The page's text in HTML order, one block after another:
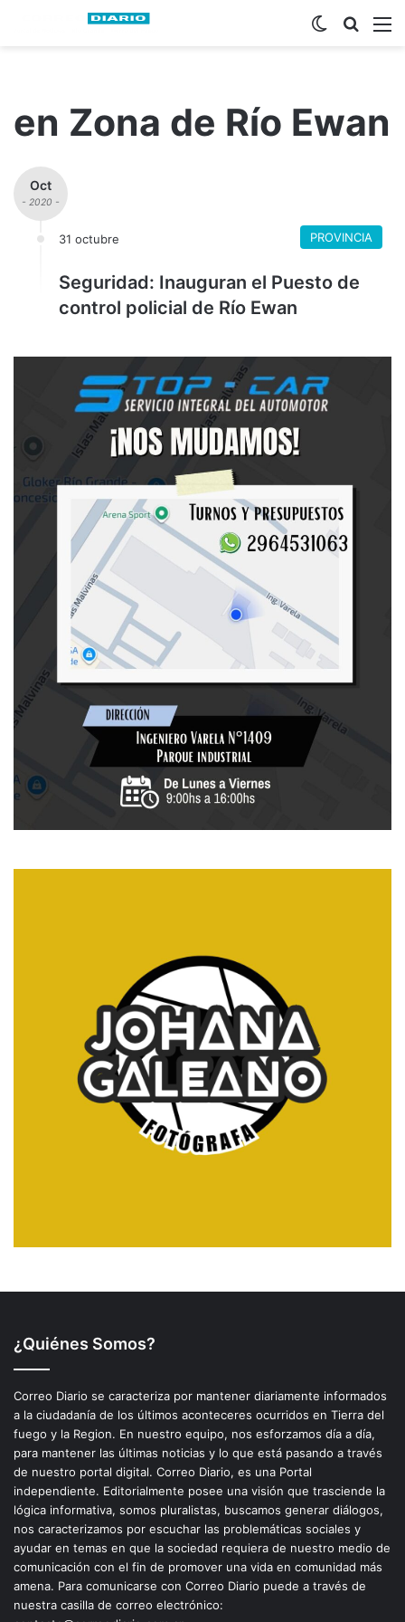
Buscar
Switch skin
en Zona de Río Ewan
Oct
- 2020 -
31 octubre PROVINCIA
Seguridad: Inauguran el Puesto de
control policial de Río Ewan
¿Quiénes Somos?
Correo Diario se caracteriza por mantener diariamente informados
a la ciudadanía de los últimos aconteceres ocurridos en Tierra del
fuego y la Region. En nuestro equipo, nos esforzamos día a día,
para mantener las últimas noticias y lo que está pasando a través
de nuestro portal digital. Correo Diario, es una Portal
independiente. Editorialmente posee una visión que trasciende la
lógica informativa, somos pluralistas, buscamos generar diálogos,
nos caracterizamos por escuchar las problemáticas sociales y
ayudar en temas en que la sociedad requiera de nuestro medio de
comunicación con el fin de promover una vida en comunidad más
amena. Para comunicarse con Correo Diario puede a través de
nuestra casilla de correo electrónico: